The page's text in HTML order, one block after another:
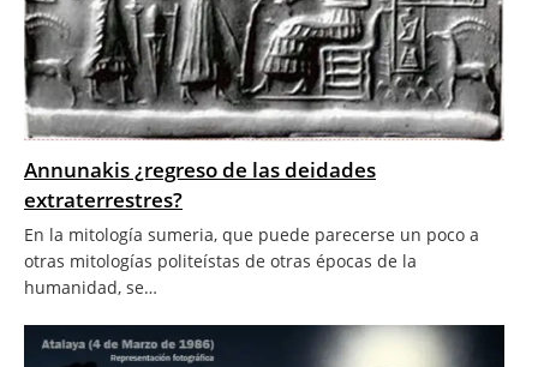
Annunakis ¿regreso de las deidades
extraterrestres?
En la mitología sumeria, que puede parecerse un poco a
otras mitologías politeístas de otras épocas de la
humanidad, se…